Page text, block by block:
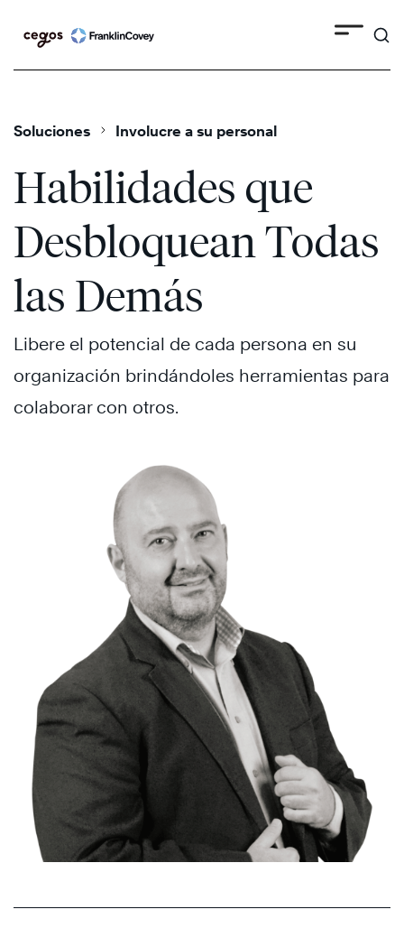
Soluciones Involucre a su personal
Habilidades que
Desbloquean Todas
las Demás
Libere el potencial de cada persona en su
organización brindándoles herramientas para
colaborar con otros.